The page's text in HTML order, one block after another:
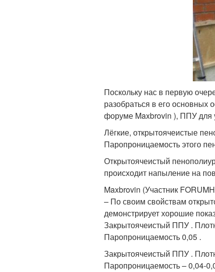
Поскольку нас в первую
разобраться в его
форуме Maxbrovin ), ППУ для
Лёгкие, открытоячеистые
Паропроницаемость этого
Открытоячеистый
происходит напыление на
Maxbrovin (Участник
– По своим свойствам
демонстрирует хорошие
Закрытоячеистый ППУ .
Паропроницаемость 0,05 .
Закрытоячеистый ППУ .
Паропроницаемость – 0,04-